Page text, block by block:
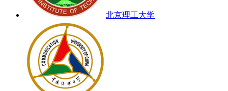
北京理工大学